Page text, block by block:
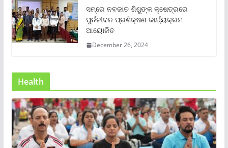
ସମ୍‌ରେ ନବଜାତ ଶିଶୁଙ୍କ କ୍ଷେତ୍ରରେ
ପୁର୍ନଜୀବନ ପ୍ରଶିକ୍ଷଣ କାର୍ଯ୍ୟକ୍ରମ
ଆୟୋଜିତ
December 26, 2024
Health